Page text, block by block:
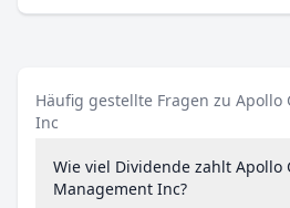
Häufig gestellte Fragen zu Apollo
Inc
Wie viel Dividende zahlt Apollo
Management Inc?